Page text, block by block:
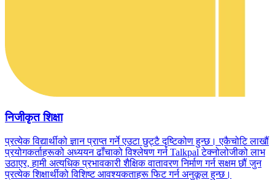
निजीकृत शिक्षा
प्रत्येक विद्यार्थीको ज्ञान प्राप्त गर्ने एउटा छुट्टै दृष्टिकोण हुन्छ। एकैचोटि लाखौं
प्रयोगकर्ताहरूको अध्ययन ढाँचाको विश्लेषण गर्न Talkpal टेक्नोलोजीको लाभ
उठाएर, हामी अत्यधिक प्रभावकारी शैक्षिक वातावरण निर्माण गर्न सक्षम छौं जुन
प्रत्येक शिक्षार्थीको विशिष्ट आवश्यकताहरू फिट गर्न अनुकूल हुन्छ।